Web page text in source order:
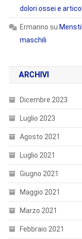
dolori ossei e
Ermanno su
maschili
ARCHIVI
Dicembre 2023
Luglio 2023
Agosto 2021
Luglio 2021
Giugno 2021
Maggio 2021
Marzo 2021
Febbraio 2021